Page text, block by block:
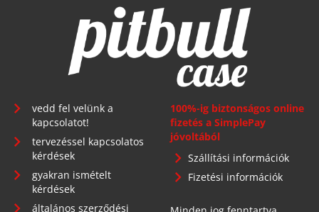
vedd fel velünk a
kapcsolatot!
tervezéssel kapcsolatos
kérdések
gyakran ismételt
kérdések
általános szerződési
100%-ig biztonságos online
fizetés a SimplePay
jóvoltából
Szállítási információk
Fizetési információk